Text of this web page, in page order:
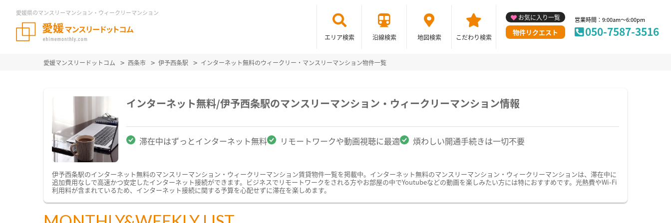
愛媛県のマンスリーマンション・ウィークリーマンション
エリア検索 沿線検索 地図検索 こだわり検索
お気に入り一覧
物件リクエスト
営業時間：9:00am～6:00pm
050-7587-3516
愛媛マンスリードットコム 西条市 伊予西条駅 インターネット無料のウィークリー・マンスリーマンション物件一覧
インターネット無料/伊予西条駅のマンスリーマンション・ウィークリーマンション情報
滞在中はずっとインターネット無料 リモートワークや動画視聴に最適 煩わしい開通手続きは一切不要
伊予西条駅のインターネット無料のマンスリーマンション・ウィークリーマンション賃貸物件一覧を掲載中。インターネット無料のマンスリーマンション・ウィークリーマンションは、滞在中に
追加費用なしで高速かつ安定したインターネット接続ができます。ビジネスでリモートワークをされる方やお部屋の中でYoutubeなどの動画を楽しみたい方には特におすすめです。光熱費やWi-Fi
利用料が含まれているため、インターネット接続に関する予算を心配せずに滞在を楽しめます。